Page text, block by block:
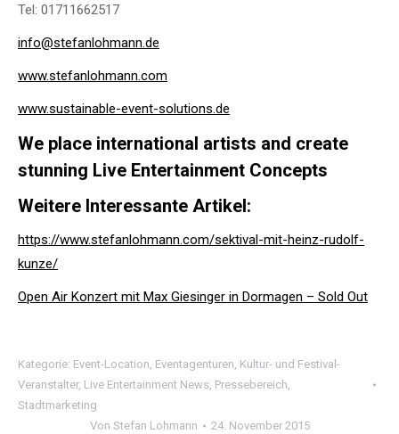
Tel: 01711662517
info@stefanlohmann.de
www.stefanlohmann.com
www.sustainable-event-solutions.de
We place international artists and create
stunning Live Entertainment Concepts
Weitere Interessante Artikel:
https://www.stefanlohmann.com/sektival-mit-heinz-rudolf-
kunze/
Open Air Konzert mit Max Giesinger in Dormagen – Sold Out
Kategorie: Event-Location, Eventagenturen, Kultur- und Festival-
Veranstalter, Live Entertainment News, Pressebereich,
Stadtmarketing
Von Stefan Lohmann 24. November 2015